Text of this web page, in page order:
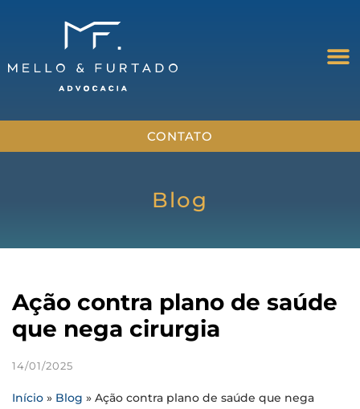
CONTATO
Blog
Ação contra plano de saúde
que nega cirurgia
14/01/2025
Início » Blog » Ação contra plano de saúde que nega